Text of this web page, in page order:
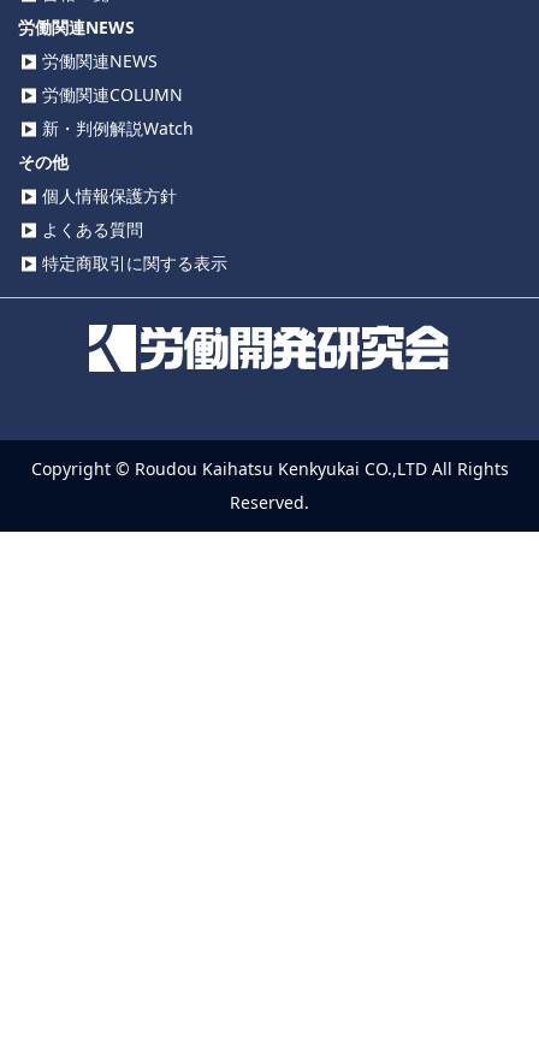
労働関連NEWS
労働関連NEWS
労働関連COLUMN
新・判例解説Watch
その他
個人情報保護方針
よくある質問
特定商取引に関する表示
Copyright © Roudou Kaihatsu Kenkyukai CO.,LTD All Rights
Reserved.